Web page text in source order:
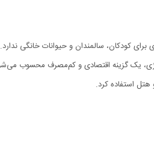
کودکان، سالمندان و حیوانات خانگی ندارد.
استفاده کرد.